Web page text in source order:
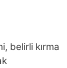
belirli kırma